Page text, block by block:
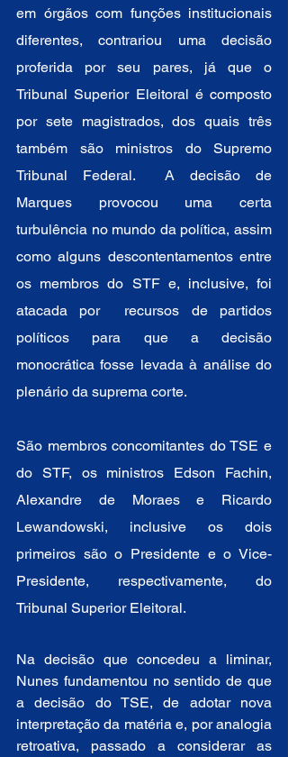
em órgãos com funções institucionais
diferentes, contrariou uma decisão
proferida por seu pares, já que o
Tribunal Superior Eleitoral é composto
por sete magistrados, dos quais três
também são ministros do Supremo
Tribunal Federal.  A decisão de
Marques provocou uma certa
turbulência no mundo da política, assim
como alguns descontentamentos entre
os membros do STF e, inclusive, foi
atacada por  recursos de partidos
políticos para que a decisão
monocrática fosse levada à análise do
plenário da suprema corte.
São membros concomitantes do TSE e
do STF, os ministros Edson Fachin,
Alexandre de Moraes e Ricardo
Lewandowski, inclusive os dois
primeiros são o Presidente e o Vice-
Presidente, respectivamente, do
Tribunal Superior Eleitoral.
Na decisão que concedeu a liminar,
Nunes fundamentou no sentido de que
a decisão do TSE, de adotar nova
interpretação da matéria e, por analogia
retroativa, passado a considerar as